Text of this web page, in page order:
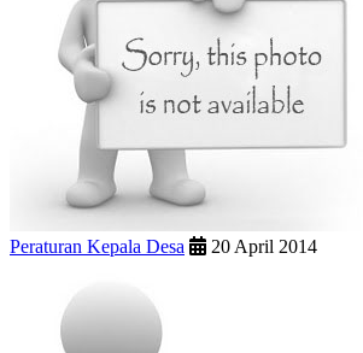
Peraturan Kepala Desa 20 April 2014